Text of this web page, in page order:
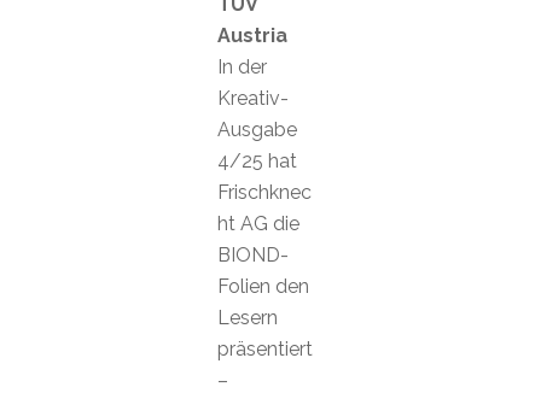
Austria
In der
Kreativ-
Ausgabe
4/25 hat
Frischknec
ht AG die
BIOND-
Folien den
Lesern
präsentiert
–